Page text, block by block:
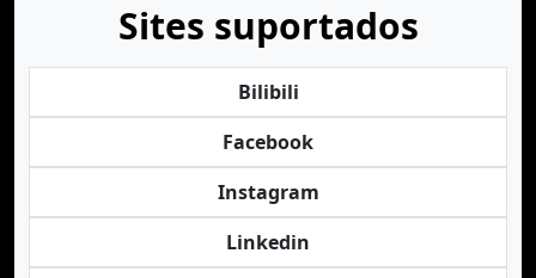
Sites suportados
Bilibili
Facebook
Instagram
Linkedin